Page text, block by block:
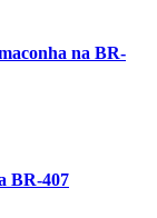
na BR-
BR-407